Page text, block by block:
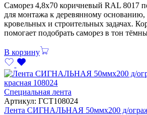
Саморез 4,8х70 коричневый RAL 8017
для монтажа к деревянному основанию,
кровельных и строительных задачах.
помогает подобрать саморез в тон
В корзину
Специальная лента
Артикул: ГСТ108024
Лента СИГНАЛЬНАЯ 50ммх200 д/